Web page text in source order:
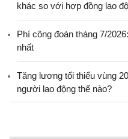
khác so với hợp đồng lao
Phí công đoàn tháng 7/
nhất
Tăng lương tối thiểu vùng
người lao động thế nào?